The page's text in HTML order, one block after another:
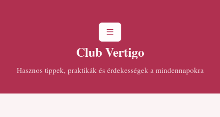
☰
Club Vertigo
Hasznos tippek, praktikák és érdekességek a mindennapokra